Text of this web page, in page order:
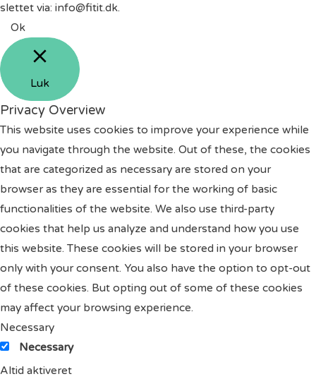
slettet via: info@fitit.dk.
Ok
Luk
Privacy Overview
This website uses cookies to improve your experience while
you navigate through the website. Out of these, the cookies
that are categorized as necessary are stored on your
browser as they are essential for the working of basic
functionalities of the website. We also use third-party
cookies that help us analyze and understand how you use
this website. These cookies will be stored in your browser
only with your consent. You also have the option to opt-out
of these cookies. But opting out of some of these cookies
may affect your browsing experience.
Necessary
Necessary
Altid aktiveret